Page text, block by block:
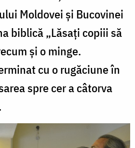
Moldovei și Bucovinei
biblică „Lăsați copiii să
și o minge.
cu o rugăciune în
spre cer a câtorva